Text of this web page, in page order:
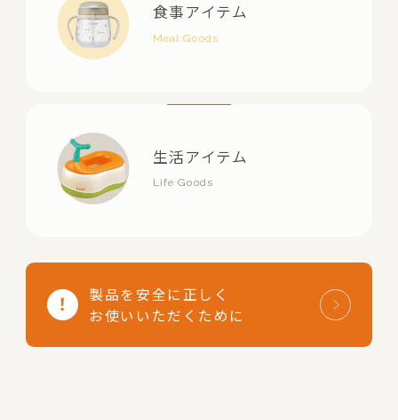
食事アイテム
生活アイテム
製品を安全に正しく
お使いいただくために